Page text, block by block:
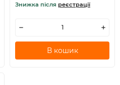
Знижка після реєстрації
В кошик